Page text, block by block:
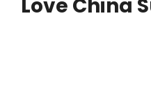
Love China